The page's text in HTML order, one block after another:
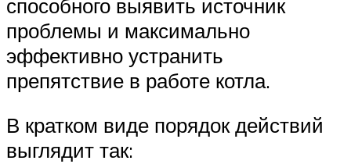
способного выявить источник
проблемы и максимально
эффективно устранить
препятствие в работе котла.
В кратком виде порядок действий
выглядит так: